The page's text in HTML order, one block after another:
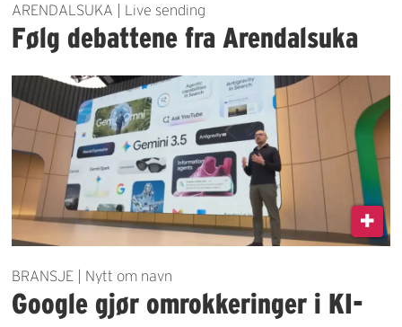
ARENDALSUKA | Live sending
Følg debattene fra Arendalsuka
BRANSJE | Nytt om navn
Google gjør omrokkeringer i KI-